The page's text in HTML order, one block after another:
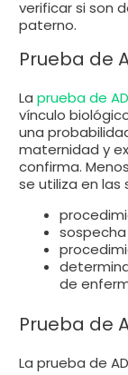
verificar si son
paterno.
Prueba de
La prueba de
vínculo
una
maternidad y
confirma.
se utiliza en las
de
Prueba de
La prueba de